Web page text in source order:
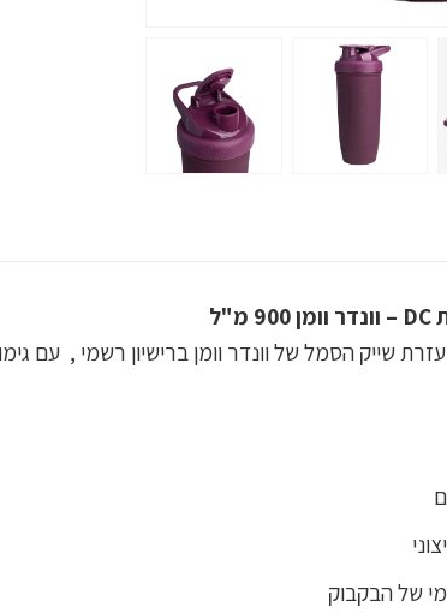
שייק הסמל של וונדר וומן ברישיון רשמי , עם
של הבקבוק